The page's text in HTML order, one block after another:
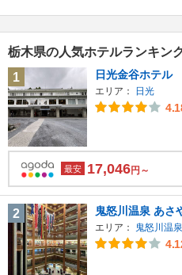
栃木県の人気ホテルランキン
1
日光金谷ホテル
エリア： 日光
最安 17,046円～
2 鬼怒川温泉 あさ
エリア： 鬼怒川温泉